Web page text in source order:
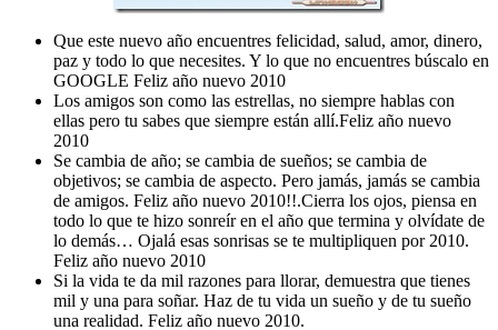
Que este nuevo año encuentres felicidad, salud, amor, dinero,
paz y todo lo que necesites. Y lo que no encuentres búscalo en
GOOGLE Feliz año nuevo 2010
Los amigos son como las estrellas, no siempre hablas con
ellas pero tu sabes que siempre están allí.Feliz año nuevo
2010
Se cambia de año; se cambia de sueños; se cambia de
objetivos; se cambia de aspecto. Pero jamás, jamás se cambia
de amigos. Feliz año nuevo 2010!!.Cierra los ojos, piensa en
todo lo que te hizo sonreír en el año que termina y olvídate de
lo demás… Ojalá esas sonrisas se te multipliquen por 2010.
Feliz año nuevo 2010
Si la vida te da mil razones para llorar, demuestra que tienes
mil y una para soñar. Haz de tu vida un sueño y de tu sueño
una realidad. Feliz año nuevo 2010.